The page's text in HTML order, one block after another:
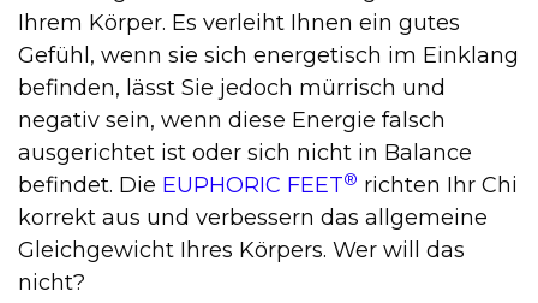
Ihrem Körper. Es verleiht Ihnen ein gutes
Gefühl, wenn sie sich energetisch im Einklang
befinden, lässt Sie jedoch mürrisch und
negativ sein, wenn diese Energie falsch
ausgerichtet ist oder sich nicht in Balance
befindet. Die EUPHORIC FEET® richten Ihr Chi
korrekt aus und verbessern das allgemeine
Gleichgewicht Ihres Körpers. Wer will das
nicht?